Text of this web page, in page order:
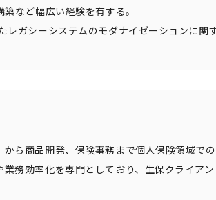
など幅広い経験を有する。
レガシーシステムのモダナイゼーションに関
ら商品開発、保険事務まで個人保険領域で
務効率化を専門としており、生保クライア